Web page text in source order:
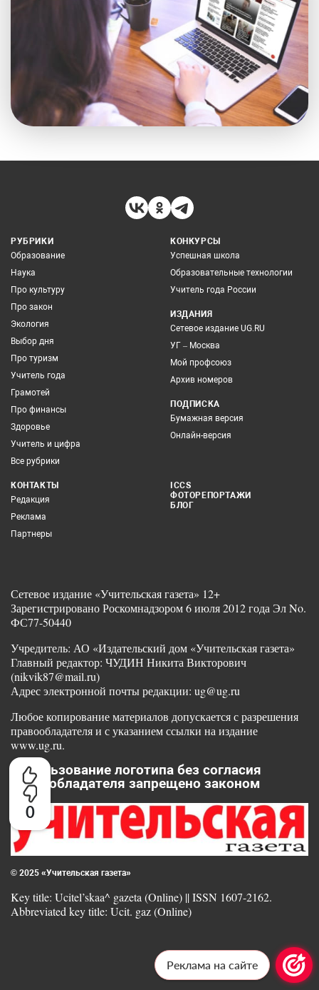
0
РУБРИКИ
Образование
Наука
Про культуру
Про закон
Экология
Выбор дня
Про туризм
Учитель года
Грамотей
Про финансы
Здоровье
Учитель и цифра
Все рубрики
КОНКУРСЫ
Успешная школа
Образовательные технологии
Учитель года России
ИЗДАНИЯ
Сетевое издание UG.RU
УГ – Москва
Мой профсоюз
Архив номеров
ПОДПИСКА
Бумажная версия
Онлайн-версия
КОНТАКТЫ
Редакция
Реклама
Партнеры
ICCS
ФОТОРЕПОРТАЖИ
БЛОГ
Сетевое издание «Учительская газета» 12+
Зарегистрировано Роскомнадзором 6 июля 2012 года Эл No.
ФС77-50440
Учредитель: АО «Издательский дом «Учительская газета»
Главный редактор: ЧУДИН Никита Викторович
(nikvik87@mail.ru)
Адрес электронной почты редакции: ug@ug.ru
Любое копирование материалов допускается с разрешения
правообладателя и с указанием ссылки на издание
www.ug.ru.
Использование логотипа без согласия
правообладателя запрещено законом
© 2025 «Учительская газета»
Key title: Ucitel’skaa^ gazeta (Online) || ISSN 1607-2162.
Abbreviated key title: Ucit. gaz (Online)
Реклама на сайте